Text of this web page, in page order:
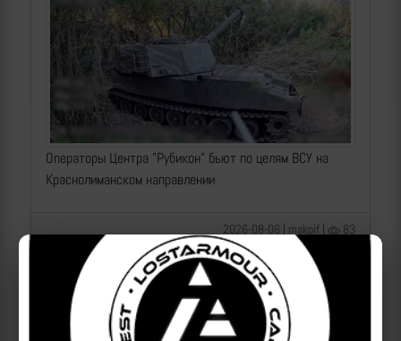
Операторы Центра "Рубикон" бьют по целям ВСУ на
Краснолиманском направлении
2026-08-06 | makpif | 83